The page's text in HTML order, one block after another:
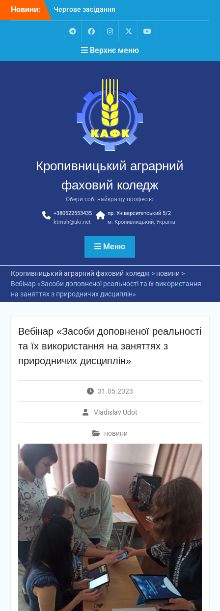
Новини:
Чергове засідання
стипендіальної комісії:
основні рішення
Небезпечні розваги
можуть коштувати життя
Крок до сучасної
Щасливої дороги,
випускники!
ВСТУП-2026
TelegramFacebookInstagram Youtube
Верхнє меню
Кропивницький аграрний
фаховий коледж
Обери собі найкращу професію
+380522553435
ktmsh@ukr.net
пр. Університетський 5/2
м. Кропивницький, Україна
Меню
Кропивницький аграрний фаховий коледж > новини >
Вебінар «Засоби доповненої реальності та їх використання
на заняттях з природничих дисциплін»
Вебінар «Засоби доповненої реальності
та їх використання на заняттях з
природничих дисциплін»
31.05.2023
Vladislav Udot
новини